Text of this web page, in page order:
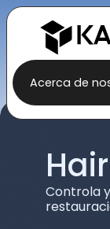
Acerca de
Controla